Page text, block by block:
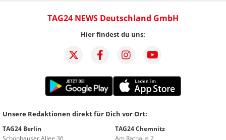
TAG24 NEWS Deutschland GmbH
Hier findest du uns:
Unsere Redaktionen direkt für Dich vor Ort:
TAG24 Berlin
Schönhauser Allee 36
TAG24 Chemnitz
Am Rathaus 2